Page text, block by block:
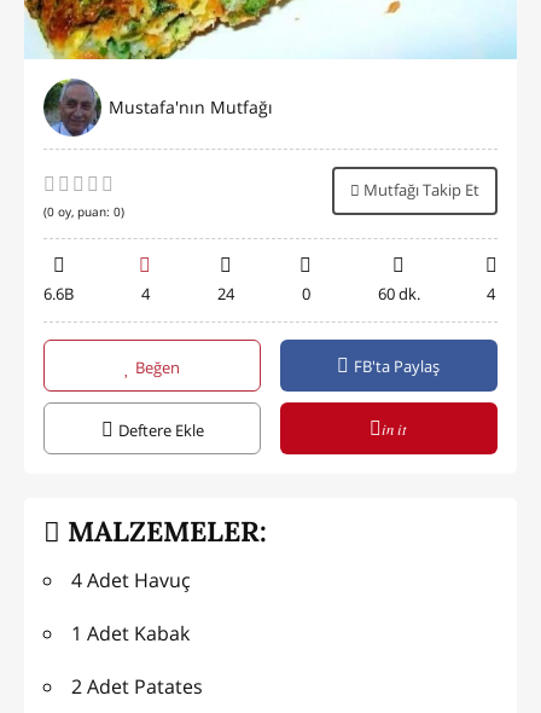
Mustafa'nın Mutfağı
(0 oy, puan: 0)
Mutfağı Takip Et
6.6B 4 24 0 60 dk. 4
Beğen FB'ta Paylaş
Deftere Ekle in it
MALZEMELER:
4 Adet Havuç
1 Adet Kabak
2 Adet Patates